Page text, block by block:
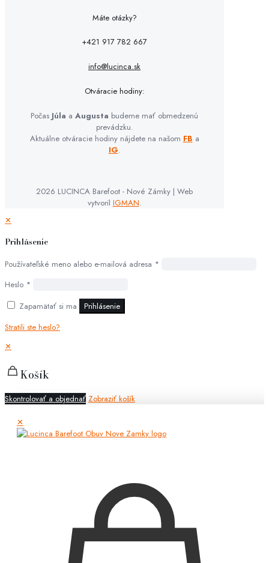
Máte otázky?
+421 917 782 667
info@lucinca.sk
Otváracie hodiny:
Počas Júla a Augusta budeme mať obmedzenú
prevádzku.
Aktuálne otváracie hodiny nájdete na našom FB a
IG.
2026 LUCINCA Barefoot - Nové Zámky | Web
vytvoril IGMAN.
✕
Prihlásenie
Používateľské meno alebo e-mailová adresa *
Heslo *
Zapamätať si ma
Prihlásenie
Stratili ste heslo?
✕
Košík
Skontrolovať a objednať Zobraziť košík
✕